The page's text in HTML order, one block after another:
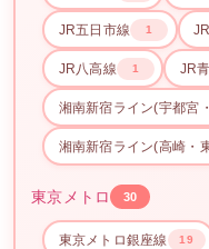
JR五日市線 1
JR八高線 1 JR
湘南新宿ライン(宇都宮
湘南新宿ライン(高崎・
東京メトロ 30
東京メトロ銀座線 19